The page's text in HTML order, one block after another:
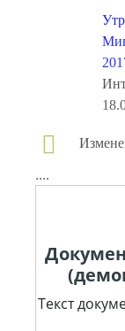
....
Текст